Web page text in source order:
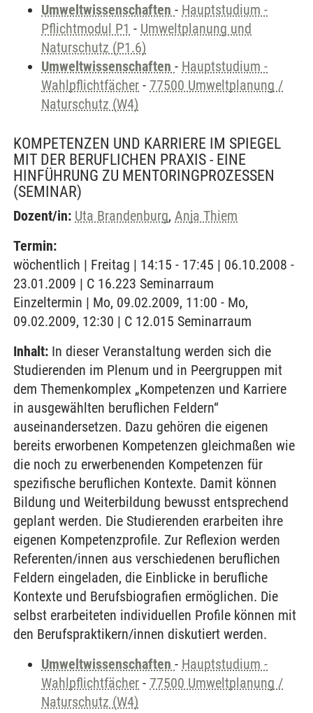
Umweltwissenschaften - Hauptstudium -
Pflichtmodul P1 - Umweltplanung und
Naturschutz (P1.6)
Umweltwissenschaften - Hauptstudium -
Wahlpflichtfächer - 77500 Umweltplanung /
Naturschutz (W4)
KOMPETENZEN UND KARRIERE IM SPIEGEL
MIT DER BERUFLICHEN PRAXIS - EINE
HINFÜHRUNG ZU MENTORINGPROZESSEN
(SEMINAR)
Dozent/in: Uta Brandenburg, Anja Thiem
Termin:
wöchentlich | Freitag | 14:15 - 17:45 | 06.10.2008 -
23.01.2009 | C 16.223 Seminarraum
Einzeltermin | Mo, 09.02.2009, 11:00 - Mo,
09.02.2009, 12:30 | C 12.015 Seminarraum
Inhalt: In dieser Veranstaltung werden sich die
Studierenden im Plenum und in Peergruppen mit
dem Themenkomplex „Kompetenzen und Karriere
in ausgewählten beruflichen Feldern“
auseinandersetzen. Dazu gehören die eigenen
bereits erworbenen Kompetenzen gleichmaßen wie
die noch zu erwerbenenden Kompetenzen für
spezifische beruflichen Kontexte. Damit können
Bildung und Weiterbildung bewusst entsprechend
geplant werden. Die Studierenden erarbeiten ihre
eigenen Kompetenzprofile. Zur Reflexion werden
Referenten/innen aus verschiedenen beruflichen
Feldern eingeladen, die Einblicke in berufliche
Kontexte und Berufsbiografien ermöglichen. Die
selbst erarbeiteten individuellen Profile können mit
den Berufspraktikern/innen diskutiert werden.
Umweltwissenschaften - Hauptstudium -
Wahlpflichtfächer - 77500 Umweltplanung /
Naturschutz (W4)